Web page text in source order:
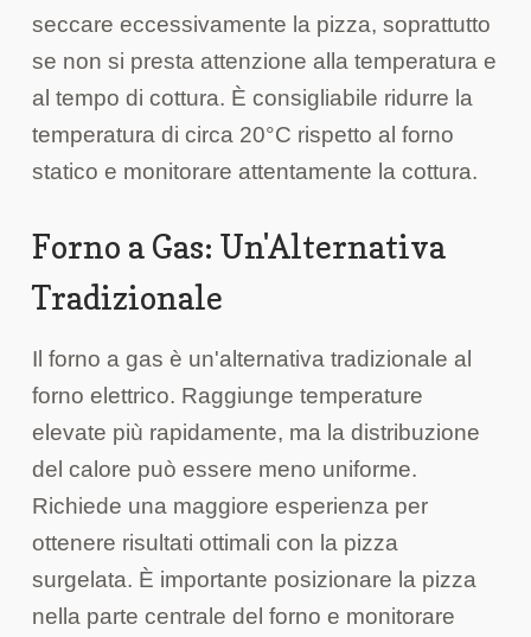
seccare eccessivamente la pizza, soprattutto
se non si presta attenzione alla temperatura e
al tempo di cottura. È consigliabile ridurre la
temperatura di circa 20°C rispetto al forno
statico e monitorare attentamente la cottura.
Forno a Gas: Un'Alternativa
Tradizionale
Il forno a gas è un'alternativa tradizionale al
forno elettrico. Raggiunge temperature
elevate più rapidamente, ma la distribuzione
del calore può essere meno uniforme.
Richiede una maggiore esperienza per
ottenere risultati ottimali con la pizza
surgelata. È importante posizionare la pizza
nella parte centrale del forno e monitorare